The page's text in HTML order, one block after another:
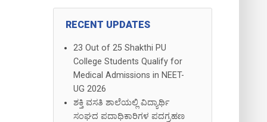
RECENT UPDATES
23 Out of 25 Shakthi PU
College Students Qualify for
Medical Admissions in NEET-
UG 2026
ಶಕ್ತಿ ವಸತಿ ಶಾಲೆಯಲ್ಲಿ ವಿದ್ಯಾರ್ಥಿ
ಸಂಘದ ಪದಾಧಿಕಾರಿಗಳ ಪದಗ್ರಹಣ